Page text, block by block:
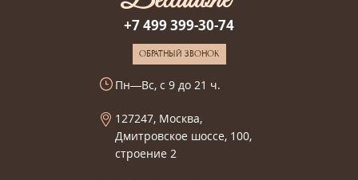
+7 499 399-30-74
ОБРАТНЫЙ ЗВОНОК
Пн—Вс, с 9 до 21 ч.
127247, Москва,
Дмитровское шоссе, 100,
строение 2